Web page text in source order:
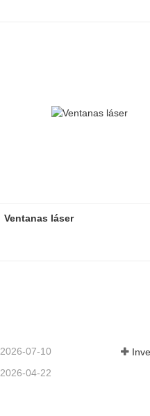
Ventanas láser
2026-07-10
2026-04-22